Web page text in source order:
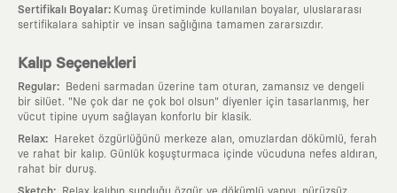
Sertifikalı Boyalar: Kumaş üretiminde kullanılan boyalar, uluslararası
sertifikalara sahiptir ve insan sağlığına tamamen zararsızdır.
Kalıp Seçenekleri
Regular:
Bedeni sarmadan üzerine tam oturan, zamansız ve dengeli
bir silüet. "Ne çok dar ne çok bol olsun" diyenler için tasarlanmış, her
vücut tipine uyum sağlayan konforlu bir klasik.
Relax:
Hareket özgürlüğünü merkeze alan, omuzlardan dökümlü, ferah
ve rahat bir kalıp. Günlük koşuşturmaca içinde vücuduna nefes aldıran,
rahat bir duruş.